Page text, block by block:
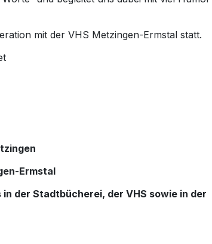
mit der VHS Metzingen-Ermstal statt.
Ermstal
der Stadtbücherei, der VHS sowie in der